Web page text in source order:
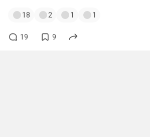
18 2 1 1
19 9